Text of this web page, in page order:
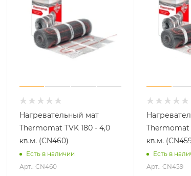
Нагревательный мат
Thermomat TVK 180 - 4,0
кв.м. (CN460)
Есть в наличии
Арт.: CN460
Thermomat
кв.м.
Есть в
Арт.: CN459